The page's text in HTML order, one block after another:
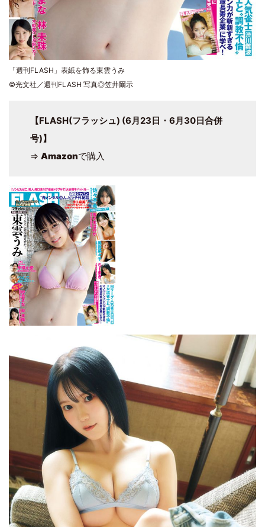
「週刊FLASH」表紙を飾る東雲うみ
©光文社／週刊FLASH 写真◎笠井爾示
【FLASH(フラッシュ) (6月23日・6月30日合併
号)】
⇒ Amazonで購入